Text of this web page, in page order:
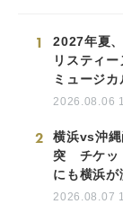
1
2027年夏
リスティ
ミュージカ
2026.08.06
2
横浜vs沖
突 チケッ
にも横浜が
2026.08.07